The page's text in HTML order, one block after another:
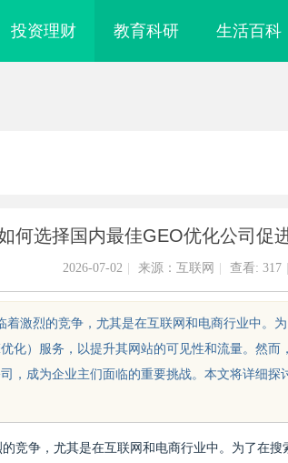
投资理财 教育科研 生活百科
何选择国内最佳GEO优化公司促
2026-07-02 来源：互联网 查看: 317
着激烈的竞争，尤其是在互联网和电商行业中。
化）服务，以提升其网站的可见性和流量。然
，成为企业主们面临的重要挑战。本文将详细
竞争，尤其是在互联网和电商行业中。为了在
室，标准化研